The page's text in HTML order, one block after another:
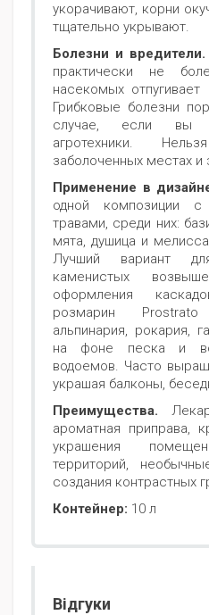
укорачивают, корни
тщательно укрывают.
Болезни и вредители.
практически не
насекомых
Грибковые болезни
случае, если вы
агротехники.
заболоченных местах и
Применение в
одной композиции
травами, среди них:
мята, душица и
Лучший вариант
каменистых
оформления
розмарин
альпинария, рокария,
на фоне песка и
водоемов. Часто
украшая балконы,
Преимущества.
ароматная приправа,
украшения
территорий,
создания контрастных
Контейнер: 10 л
Відгуки